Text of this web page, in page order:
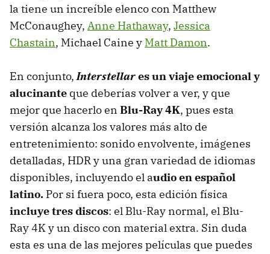
la tiene un increíble elenco con Matthew
McConaughey, Anne Hathaway, Jessica
Chastain, Michael Caine y Matt Damon.
En conjunto,Interstellares un viaje emocional y
alucinante que deberías volver a ver, y que
mejor que hacerlo en Blu-Ray 4K, pues esta
versión alcanza los valores más alto de
entretenimiento: sonido envolvente, imágenes
detalladas, HDR y una gran variedad de idiomas
disponibles, incluyendo el audio en español
latino. Por si fuera poco, esta edición física
incluye tres discos: el Blu-Ray normal, el Blu-
Ray 4K y un disco con material extra. Sin duda
esta es una de las mejores películas que puedes